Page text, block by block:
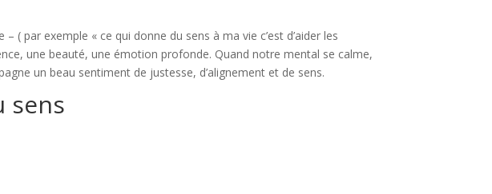
( par exemple « ce qui donne du sens à ma vie c’est d’aider les
une beauté, une émotion profonde. Quand notre mental se calme,
un beau sentiment de justesse, d’alignement et de sens.
sens